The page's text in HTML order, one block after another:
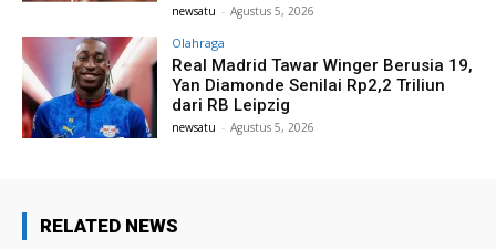
newsatu - Agustus 5, 2026
Olahraga
Real Madrid Tawar Winger Berusia 19,
Yan Diamonde Senilai Rp2,2 Triliun
dari RB Leipzig
newsatu - Agustus 5, 2026
RELATED NEWS